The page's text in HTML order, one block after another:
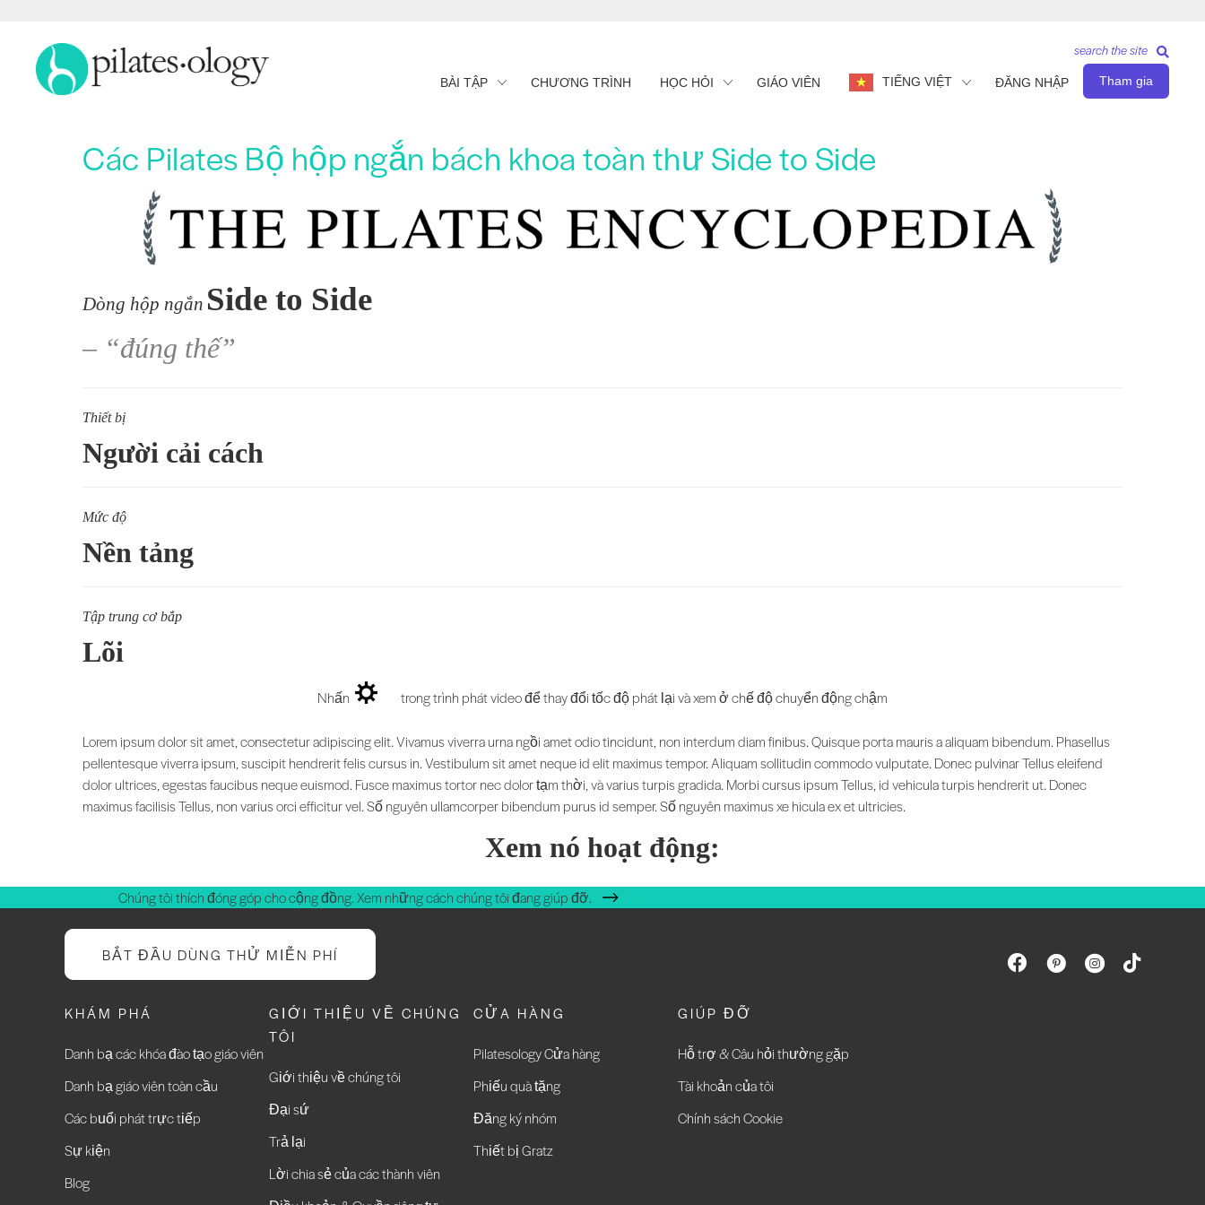
BÀI TẬP CHƯƠNG TRÌNH HỌC HỎI GIÁO VIÊN TIẾNG VIỆT ĐĂNG NHẬP Tham gia
search the site
Các Pilates Bộ hộp ngắn bách khoa toàn thư Side to Side
Dòng hộp ngắn Side to Side
– “đúng thế”
Thiết bị
Người cải cách
Mức độ
Nền tảng
Tập trung cơ bắp
Lõi
Nhấn trong trình phát video để thay đổi tốc độ phát lại và xem ở chế độ chuyển động chậm
Lorem ipsum dolor sit amet, consectetur adipiscing elit. Vivamus viverra urna ngồi amet odio tincidunt, non interdum diam finibus. Quisque porta mauris a aliquam bibendum. Phasellus
pellentesque viverra ipsum, suscipit hendrerit felis cursus in. Vestibulum sit amet neque id elit maximus tempor. Aliquam sollitudin commodo vulputate. Donec pulvinar Tellus eleifend
dolor ultrices, egestas faucibus neque euismod. Fusce maximus tortor nec dolor tạm thời, và varius turpis gradida. Morbi cursus ipsum Tellus, id vehicula turpis hendrerit ut. Donec
maximus facilisis Tellus, non varius orci efficitur vel. Số nguyên ullamcorper bibendum purus id semper. Số nguyên maximus xe hicula ex et ultricies.
Xem nó hoạt động:
Chúng tôi thích đóng góp cho cộng đồng. Xem những cách chúng tôi đang giúp đỡ.
BẮT ĐẦU DÙNG THỬ MIỄN PHÍ
KHÁM PHÁ
Danh bạ các khóa đào tạo giáo viên
Danh bạ giáo viên toàn cầu
Các buổi phát trực tiếp
Sự kiện
Blog
GIỚI THIỆU VỀ CHÚNG
TÔI
Giới thiệu về chúng tôi
Đại sứ
Trả lại
Lời chia sẻ của các thành viên
CỬA HÀNG
Pilatesology Cửa hàng
Phiếu quà tặng
Đăng ký nhóm
Thiết bị Gratz
GIÚP ĐỠ
Hỗ trợ & Câu hỏi thường gặp
Tài khoản của tôi
Chính sách Cookie